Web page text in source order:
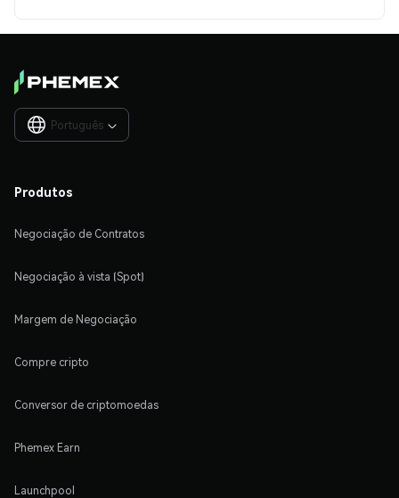
Português 
Produtos
Negociação de Contratos
Negociação à vista (Spot)
Margem de Negociação
Compre cripto
Conversor de criptomoedas
Phemex Earn
Launchpool